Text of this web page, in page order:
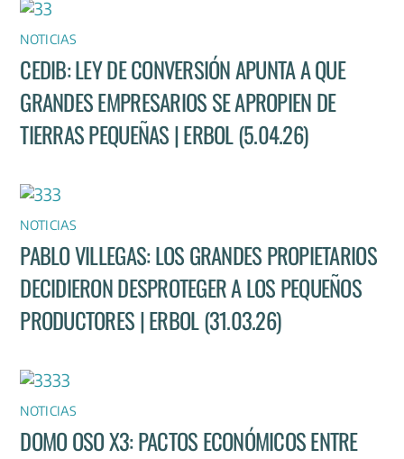
NOTICIAS
CEDIB: LEY DE CONVERSIÓN APUNTA A QUE
GRANDES EMPRESARIOS SE APROPIEN DE
TIERRAS PEQUEÑAS | ERBOL (5.04.26)
NOTICIAS
PABLO VILLEGAS: LOS GRANDES PROPIETARIOS
DECIDIERON DESPROTEGER A LOS PEQUEÑOS
PRODUCTORES | ERBOL (31.03.26)
NOTICIAS
DOMO OSO X3: PACTOS ECONÓMICOS ENTRE